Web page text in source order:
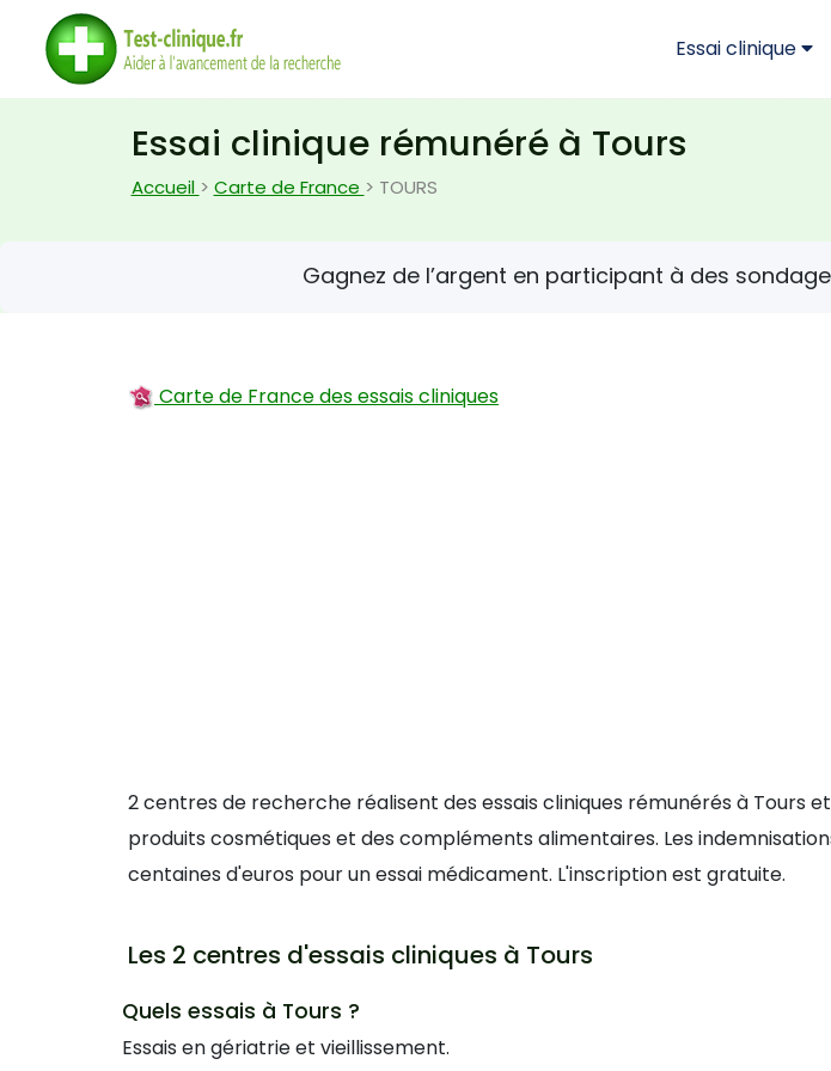
Essai clinique
Essai clinique rémunéré à Tours
Accueil > Carte de France > TOURS
Gagnez de l’argent en participant à des
Carte de France des essais cliniques
2 centres de recherche réalisent des essais cliniques rémunérés à Tours
produits cosmétiques et des compléments alimentaires. Les
centaines d'euros pour un essai médicament. L'inscription est gratuite.
Les 2 centres d'essais cliniques à Tours
Quels essais à Tours ?
Essais en gériatrie et vieillissement.